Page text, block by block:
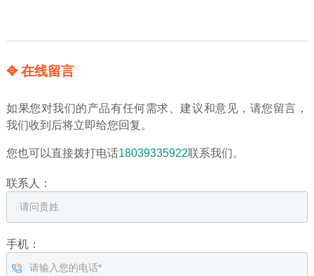
✥ 在线留言
如果您对我们的产品有任何需求、建议和意见，请您留言，
我们收到后将立即给您回复。
您也可以直接拨打电话18039335922联系我们。
联系人：
手机：